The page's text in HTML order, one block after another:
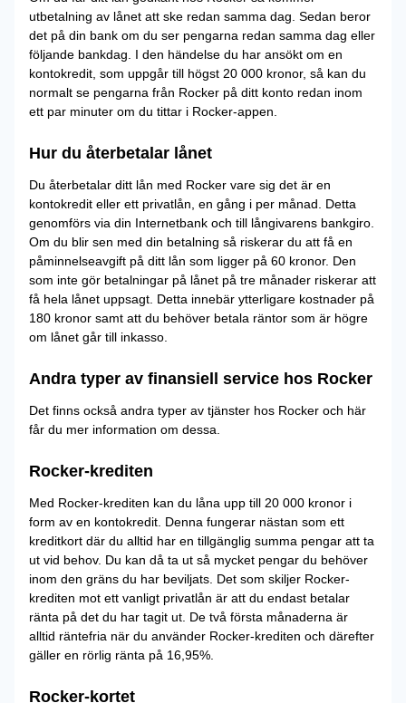
utbetalning av lånet att ske redan samma dag. Sedan beror
det på din bank om du ser pengarna redan samma dag eller
följande bankdag. I den händelse du har ansökt om en
kontokredit, som uppgår till högst 20 000 kronor, så kan du
normalt se pengarna från Rocker på ditt konto redan inom
ett par minuter om du tittar i Rocker-appen.
Hur du återbetalar lånet
Du återbetalar ditt lån med Rocker vare sig det är en
kontokredit eller ett privatlån, en gång i per månad. Detta
genomförs via din Internetbank och till långivarens bankgiro.
Om du blir sen med din betalning så riskerar du att få en
påminnelseavgift på ditt lån som ligger på 60 kronor. Den
som inte gör betalningar på lånet på tre månader riskerar att
få hela lånet uppsagt. Detta innebär ytterligare kostnader på
180 kronor samt att du behöver betala räntor som är högre
om lånet går till inkasso.
Andra typer av finansiell service hos Rocker
Det finns också andra typer av tjänster hos Rocker och här
får du mer information om dessa.
Rocker-krediten
Med Rocker-krediten kan du låna upp till 20 000 kronor i
form av en kontokredit. Denna fungerar nästan som ett
kreditkort där du alltid har en tillgänglig summa pengar att ta
ut vid behov. Du kan då ta ut så mycket pengar du behöver
inom den gräns du har beviljats. Det som skiljer Rocker-
krediten mot ett vanligt privatlån är att du endast betalar
ränta på det du har tagit ut. De två första månaderna är
alltid räntefria när du använder Rocker-krediten och därefter
gäller en rörlig ränta på 16,95%.
Rocker-kortet